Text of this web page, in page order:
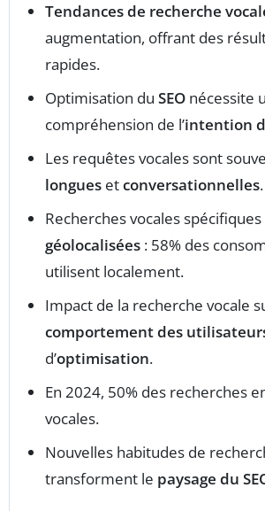
Tendances de recherche
augmentation, offrant des
rapides.
Optimisation du SEO nécessite
compréhension de l’intention
Les requêtes vocales sont
longues etconversationnelles.
Recherches vocales
géolocalisées : 58% des
utilisent localement.
Impact de la recherche vocale
comportement des
d’optimisation.
En 2024, 50% des recherches
vocales.
Nouvelles habitudes de
transforment le paysage du